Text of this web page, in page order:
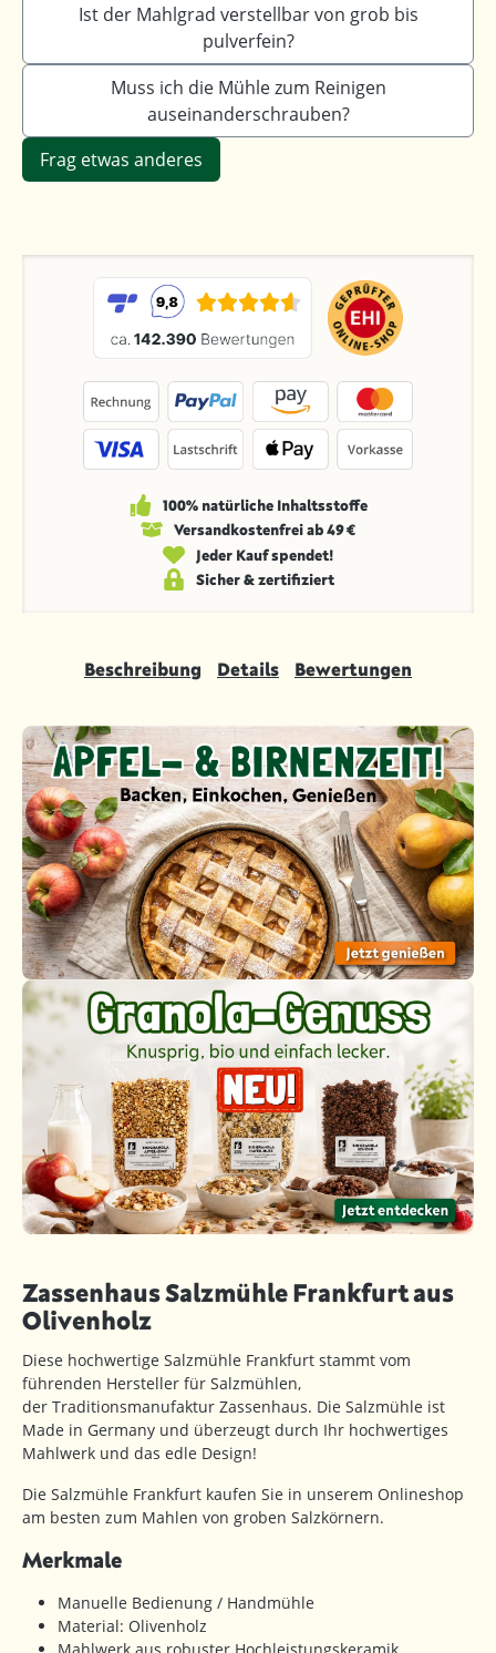
Ist der Mahlgrad verstellbar von grob bis
pulverfein?
Muss ich die Mühle zum Reinigen
auseinanderschrauben?
Frag etwas anderes
100% natürliche Inhaltsstoffe
Versandkosten­frei ab 49 €
Jeder Kauf spendet!
Sicher & zertifiziert
Beschreibung Details Bewertungen
Zassenhaus Salzmühle Frankfurt aus
Olivenholz
Diese hochwertige Salzmühle Frankfurt stammt vom
führenden Hersteller für Salzmühlen,
der Traditionsmanufaktur Zassenhaus. Die Salzmühle ist
Made in Germany und überzeugt durch Ihr hochwertiges
Mahlwerk und das edle Design!
Die Salzmühle Frankfurt kaufen Sie in unserem Onlineshop
am besten zum Mahlen von groben Salzkörnern.
Merkmale
Manuelle Bedienung / Handmühle
Material: Olivenholz